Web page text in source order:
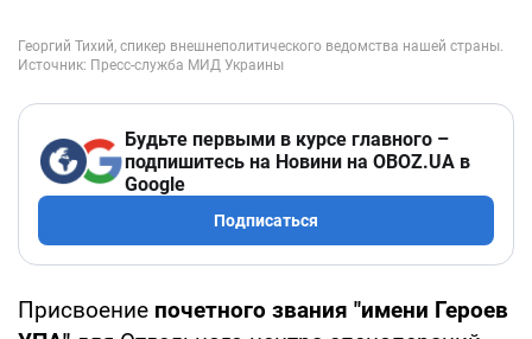
Будьте первыми в курсе главного –
подпишитесь на Новини на OBOZ.UA в
Google
Подписаться
Присвоение почетного звания "имени Героев